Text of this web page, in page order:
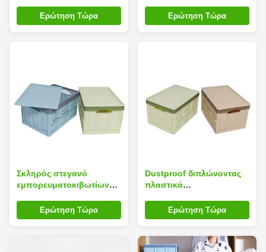
κύβων για τα παιχνίδια
τσιμπούν το άοσμος
Ερώτηση Τώρα
οικιακής αποθήκευσης
κύβων Silk Road
Ερώτηση Τώρα
Σκληρός στεγανό
εμπορευματοκιβωτίων
κύβων 0.7kg φορητός PP
πλαστικός Stackable
Ερώτηση Τώρα
Dustproof διπλώνοντας
πλαστικά
ODM, πρακτικό
πτυσσόμενο πλαστικό
Ερώτηση Τώρα